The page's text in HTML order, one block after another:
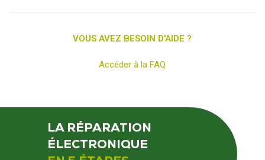
VOUS AVEZ BESOIN D'AIDE ?
Accéder à la FAQ
LA RÉPARATION
ÉLECTRONIQUE